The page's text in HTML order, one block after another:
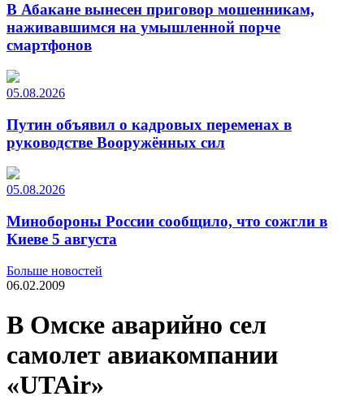
В Абакане вынесен приговор мошенникам,
наживавшимся на умышленной порче
смартфонов
05.08.2026
Путин объявил о кадровых переменах в
руководстве Вооружённых сил
05.08.2026
Минобороны России сообщило, что сожгли в
Киеве 5 августа
Больше новостей
06.02.2009
В Омске аварийно сел
самолет авиакомпании
«UTAir»